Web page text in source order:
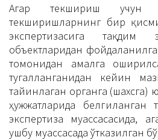
Агар текшириш учун
текширишларнинг бир
экспертизасига тақдим
объектларидан
томонидан амалга
тугалланганидан кейин
тайинлаган органга (шахсга)
ҳужжатларида белгиланган
экспертиза муассасасида,
ушбу муассасада ўтказилган